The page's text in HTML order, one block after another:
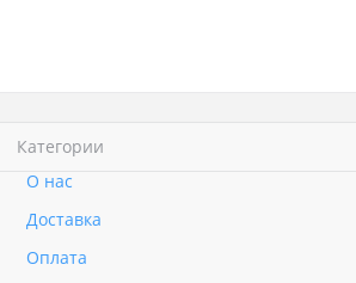
Категории
О нас
Доставка
Оплата